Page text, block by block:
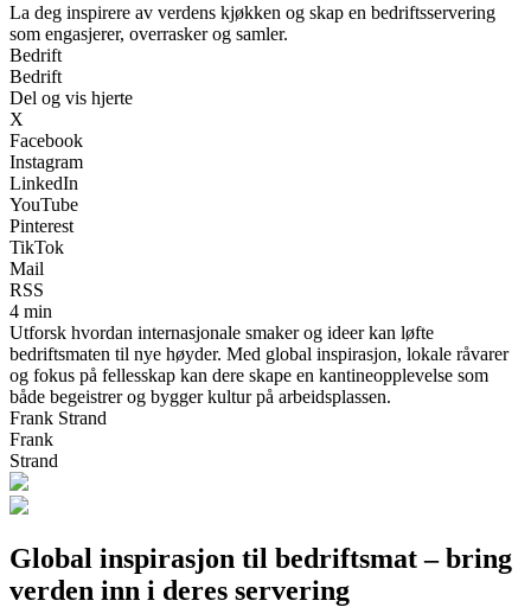
La deg inspirere av verdens kjøkken og skap en bedriftsservering
som engasjerer, overrasker og samler.
Bedrift
Bedrift
Del og vis hjerte
X
Facebook
Instagram
LinkedIn
YouTube
Pinterest
TikTok
Mail
RSS
4 min
Utforsk hvordan internasjonale smaker og ideer kan løfte
bedriftsmaten til nye høyder. Med global inspirasjon, lokale råvarer
og fokus på fellesskap kan dere skape en kantineopplevelse som
både begeistrer og bygger kultur på arbeidsplassen.
Frank Strand
Frank
Strand
Global inspirasjon til bedriftsmat – bring
verden inn i deres servering